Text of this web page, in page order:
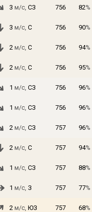
3 м/с, СЗ 756 82%
3 м/с, С 756 90%
2 м/с, С 756 94%
2 м/с, С 756 95%
1 м/с, СЗ 756 96%
1 м/с, СЗ 756 96%
2 м/с, СЗ 757 96%
2 м/с, С 757 94%
1 м/с, СЗ 757 88%
1 м/с, З 757 77%
2 м/с, ЮЗ 757 68%